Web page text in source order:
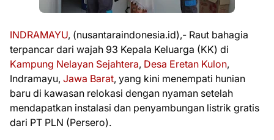
INDRAMAYU, (nusantaraindonesia.id),- Raut bahagia
terpancar dari wajah 93 Kepala Keluarga (KK) di
Kampung Nelayan Sejahtera, Desa Eretan Kulon,
Indramayu, Jawa Barat, yang kini menempati hunian
baru di kawasan relokasi dengan nyaman setelah
mendapatkan instalasi dan penyambungan listrik gratis
dari PT PLN (Persero).